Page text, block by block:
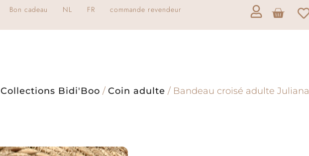
Bon cadeau NL FR commande revendeur
Collections Bidi'Boo / Coin adulte / Bandeau croisé adulte Juliana